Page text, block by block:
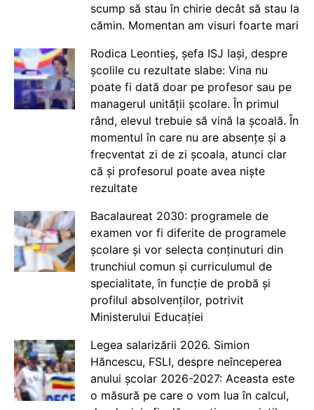
scump să stau în chirie decât să stau la
cămin. Momentan am visuri foarte mari
Rodica Leontieș, șefa ISJ Iași, despre
școlile cu rezultate slabe: Vina nu
poate fi dată doar pe profesor sau pe
managerul unității școlare. În primul
rând, elevul trebuie să vină la școală. În
momentul în care nu are absențe și a
frecventat zi de zi școala, atunci clar
că și profesorul poate avea niște
rezultate
Bacalaureat 2030: programele de
examen vor fi diferite de programele
școlare și vor selecta conținuturi din
trunchiul comun și curriculumul de
specialitate, în funcție de probă și
profilul absolvenților, potrivit
Ministerului Educației
Legea salarizării 2026. Simion
Hăncescu, FSLI, despre neînceperea
anului școlar 2026-2027: Aceasta este
o măsură pe care o vom lua în calcul,